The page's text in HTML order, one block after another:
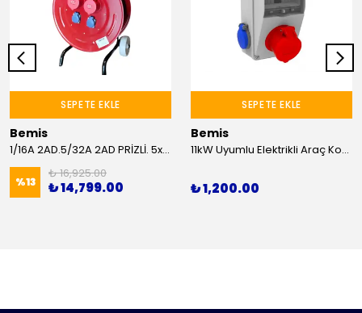
SEPETE EKLE
Bemis
1/16A 2AD.5/32A 2AD PRİZLİ. 5x6mm TTR 25M KABLOLU ARABALI MAKARA
%13
₺ 16,925.00
₺ 14,799.00
SEPETE EKLE
Bemis
11kW Uyumlu Elektrikli Araç Kombinasyon Kutusu 5x16A
₺ 1,200.00